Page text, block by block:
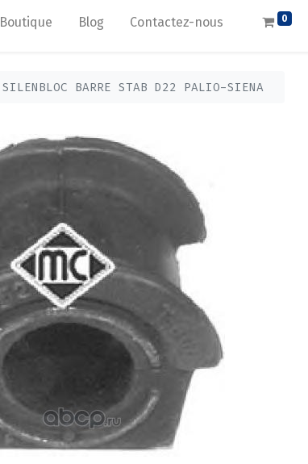
Boutique Blog Contactez-nous 0
SILENBLOC BARRE STAB D22 PALIO-SIENA